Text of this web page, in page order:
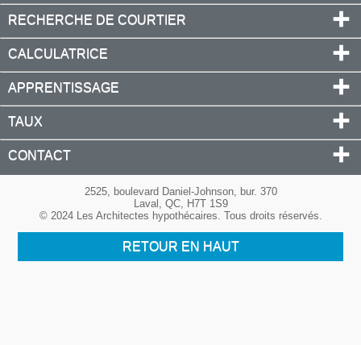
RECHERCHE DE COURTIER
CALCULATRICE
APPRENTISSAGE
TAUX
CONTACT
2525, boulevard Daniel-Johnson, bur. 370
Laval, QC, H7T 1S9
© 2024 Les Architectes hypothécaires. Tous droits réservés.
RETOUR EN HAUT